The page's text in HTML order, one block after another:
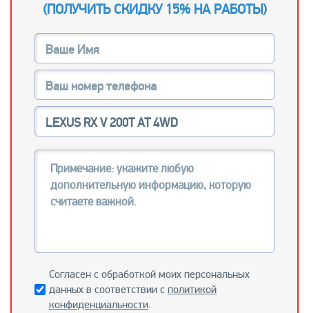
(ПОЛУЧИТЬ СКИДКУ 15% НА РАБОТЫ)
Согласен с обработкой моих персональных
данных в соответствии с политикой
конфиденциальности.